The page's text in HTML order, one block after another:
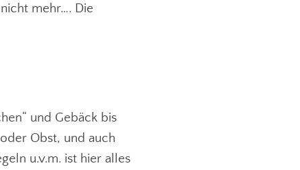
mehr…. Die
und Gebäck bis
Obst, und auch
u.v.m. ist hier alles